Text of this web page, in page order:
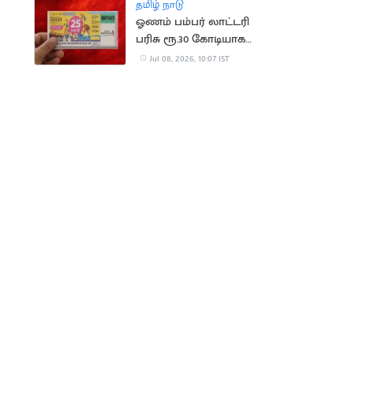
தமிழ் நாடு
ஓணம் பம்பர் லாட்டரி
பரிசு ரூ.30 கோடியாக
உயர்வு
Jul 08, 2026, 10:07 IST